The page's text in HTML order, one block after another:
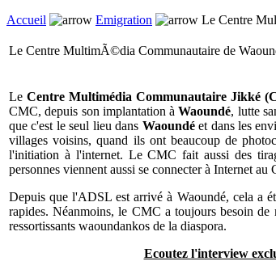
Accueil
Emigration Le Centre
Le Centre MultimÃ©dia Communautaire de
Le Centre Multimédia Communautaire Jikké
CMC, depuis son implantation àWaoundé, lutte
que c'est le seul lieu dans Waoundéet dans les
villages voisins, quand ils ont beaucoup de
l'initiation à l'internet. Le CMC fait aussi des
personnes viennent aussi se connecter à Internet
Depuis que l'ADSL est arrivé à Waoundé, cela a
rapides. Néanmoins, le CMC a toujours besoin de
ressortissants waoundankos de la diaspora.
Ecoutez l'interview